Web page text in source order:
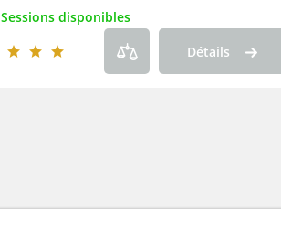
Sessions disponibles
Détails